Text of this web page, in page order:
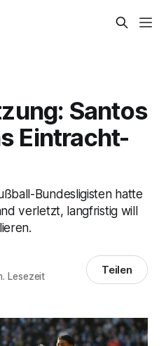
Santos
Eintracht-
Bundesligisten hatte
verletzt, langfristig will
Lesezeit Teilen